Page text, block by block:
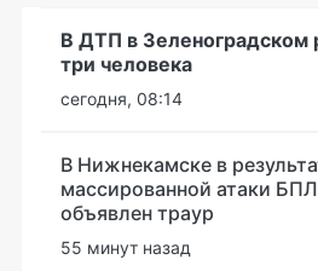
В ДТП в Зеленоградском
три человека
сегодня, 08:14
В Нижнекамске в
массированной атаки
объявлен траур
55 минут назад